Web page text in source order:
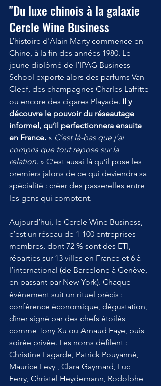
"Du luxe chinois à la galaxie
Cercle Wine Business
L’histoire d'Alain Marty commence en
Chine, à la fin des années 1980. Le
jeune diplômé de l’IPAG Business
School exporte alors des parfums Van
Cleef, des champagnes Charles Laffitte
ou encore des cigares Playade. Il y
découvre le pouvoir du réseautage
informel, qu’il perfectionnera ensuite
en France. « C’est là-bas que j’ai
compris que tout repose sur la
relation. » C’est aussi là qu’il pose les
premiers jalons de ce qui deviendra sa
spécialité : créer des passerelles entre
les gens qui comptent.
Aujourd’hui, le Cercle Wine Business,
c’est un réseau de 1 100 entreprises
membres, dont 72 % sont des ETI,
réparties sur 13 villes en France et 6 à
l’international (de Barcelone à Genève,
en passant par New York). Chaque
événement suit un rituel précis :
conférence économique, dégustation,
dîner signé par des chefs étoilés
comme Tony Xu ou Arnaud Faye, puis
soirée privée. Les noms défilent :
Christine Lagarde, Patrick Pouyanné,
Maurice Levy , Clara Gaymard, Luc
Ferry, Christel Heydemann, Rodolphe